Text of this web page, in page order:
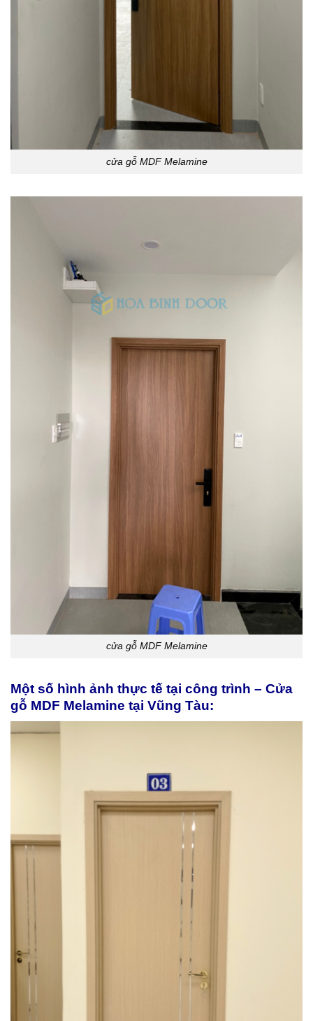
cửa gỗ MDF Melamine
cửa gỗ MDF Melamine
Một số hình ảnh thực tế tại công trình – Cửa
gỗ MDF Melamine tại Vũng Tàu: